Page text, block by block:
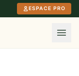
ESPACE PRO